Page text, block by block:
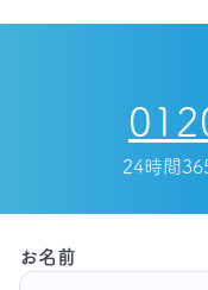
24時間
お名前